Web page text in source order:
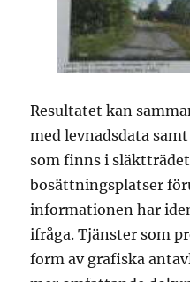
Resultatet kan
med levnadsdata
som finns i
bosättningsplatser
informationen har
ifråga. Tjänster som
form av grafiska